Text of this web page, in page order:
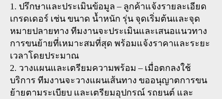
1. ปรึกษาและประเมินข้อมูล – ลูกค้าแจ้งรายละเอียด
เกรดเดอร์ เช่น ขนาด น้ำหนัก รุ่น จุดเริ่มต้นและจุด
หมายปลายทาง ทีมงานจะประเมินและเสนอแนวทาง
การขนย้ายที่เหมาะสมที่สุด พร้อมแจ้งราคาและระยะ
เวลาโดยประมาณ
2. วางแผนและเตรียมความพร้อม – เมื่อตกลงใช้
บริการ ทีมงานจะวางแผนเส้นทาง ขออนุญาตการขน
ย้ายตามระเบียบ และเตรียมอุปกรณ์ รถยนต์ และ